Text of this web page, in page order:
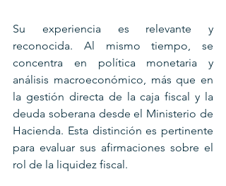
Su experiencia es relevante y
reconocida. Al mismo tiempo, se
concentra en política monetaria y
análisis macroeconómico, más que en
la gestión directa de la caja fiscal y la
deuda soberana desde el Ministerio de
Hacienda. Esta distinción es pertinente
para evaluar sus afirmaciones sobre el
rol de la liquidez fiscal.